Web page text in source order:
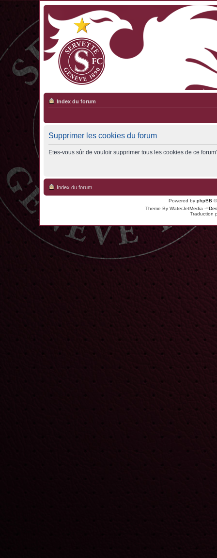
Index du forum
Supprimer les cookies du forum
Etes-vous sûr de vouloir supprimer tous les cookies de ce
Index du forum
Powered by phpBB
Theme By WaterJetMedia -
Traduction